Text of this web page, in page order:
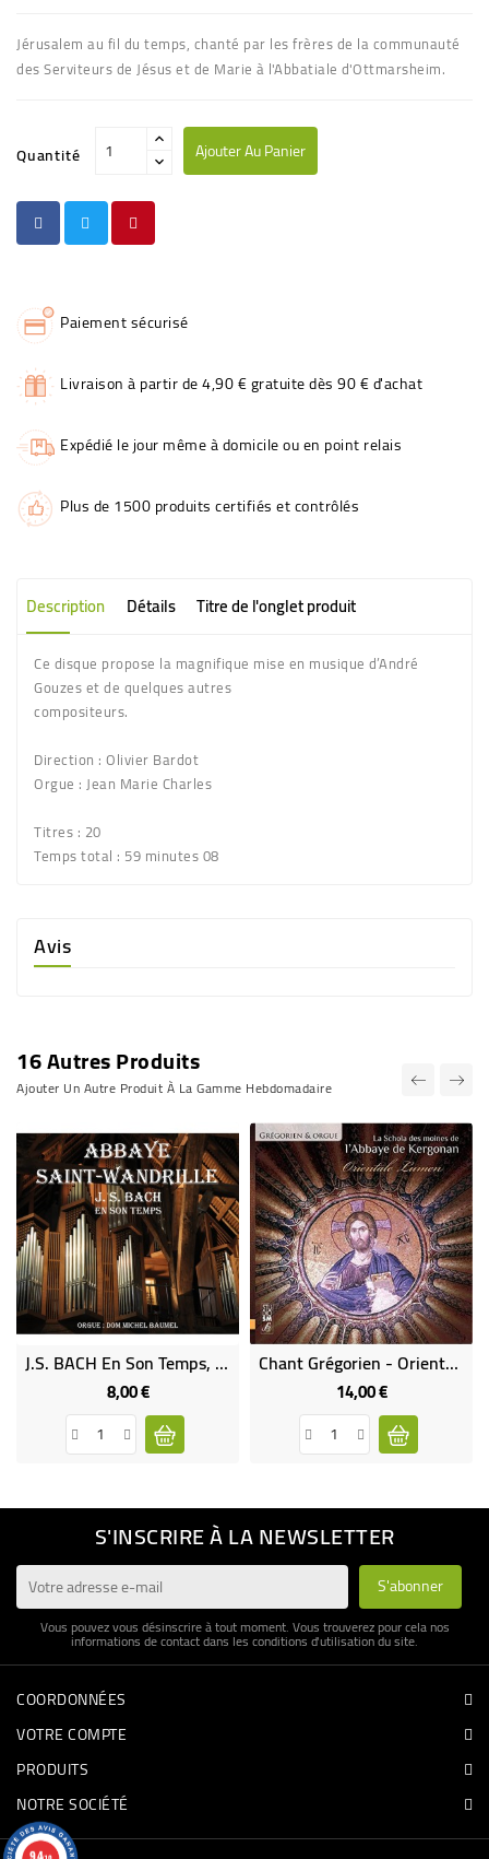
Jérusalem au fil du temps, chanté par les frères de la communauté
des Serviteurs de Jésus et de Marie à l'Abbatiale d'Ottmarsheim.
Quantité Ajouter Au Panier
Paiement sécurisé
Livraison à partir de 4,90 € gratuite dès 90 € d'achat
Expédié le jour même à domicile ou en point relais
Plus de 1500 produits certifiés et contrôlés
Description Détails Titre de l'onglet produit
Ce disque propose la magnifique mise en musique d’André
Gouzes et de quelques autres
compositeurs.
Direction : Olivier Bardot
Orgue : Jean Marie Charles
Titres : 20
Temps total : 59 minutes 08
Avis
16 Autres Produits
Ajouter Un Autre Produit À La Gamme Hebdomadaire
J.S. BACH En Son Temps, Orgue (CD)
8,00 €Prix
Chant Grégorien - Orientale Lumen
14,00 €Prix
S'INSCRIRE À LA NEWSLETTER
Vous pouvez vous désinscrire à tout moment. Vous trouverez pour cela nos
informations de contact dans les conditions d'utilisation du site.
COORDONNÉES
VOTRE COMPTE
PRODUITS
NOTRE SOCIÉTÉ
9.4